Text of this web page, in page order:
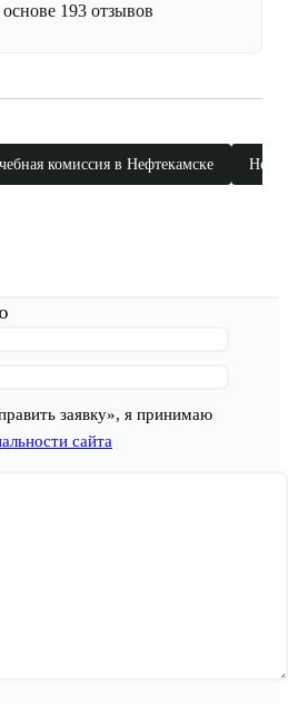
193 отзывов
комиссия в Нефтекамске
заявку», я принимаю
сайта